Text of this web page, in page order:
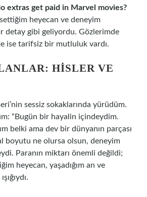
extras get paid in Marvel movies?
heyecan ve deneyim
detay gibi geliyordu. Gözlerimde
ise tarifsiz bir mutluluk vardı.
HISLER VE
sessiz sokaklarında yürüdüm.
“Bugün bir hayalin içindeydim.
belki ama dev bir dünyanın parçası
boyutu ne olursa olsun, deneyim
Paranın miktarı önemli değildi;
heyecan, yaşadığım an ve